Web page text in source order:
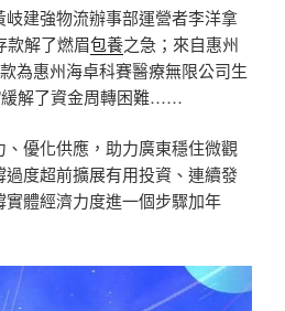
建強物流辦事部運營者李洋拿
款解了燃眉包養之急；來自惠州
為惠州海卓科賽醫療無限公司生
緩解了資金周轉困難……
優化供應，助力廣東穩住微觀
過度超前擴展有用投資、連續發
體經濟力度進一個步驟加年